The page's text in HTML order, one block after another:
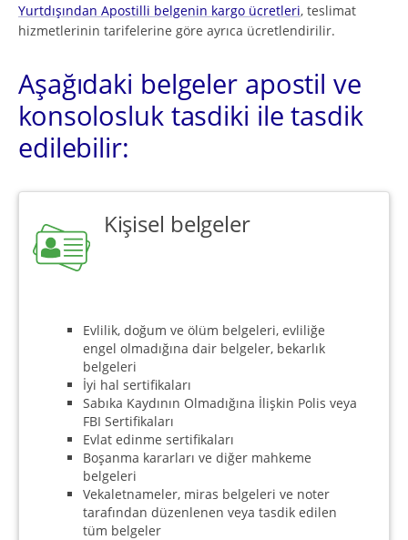
Yurtdışından Apostilli belgenin kargo ücretleri, teslimat
hizmetlerinin tarifelerine göre ayrıca ücretlendirilir.
Aşağıdaki belgeler apostil ve
konsolosluk tasdiki ile tasdik
edilebilir:
Kişisel belgeler
Evlilik, doğum ve ölüm belgeleri, evliliğe
engel olmadığına dair belgeler, bekarlık
belgeleri
İyi hal sertifikaları
Sabıka Kaydının Olmadığına İlişkin Polis veya
FBI Sertifikaları
Evlat edinme sertifikaları
Boşanma kararları ve diğer mahkeme
belgeleri
Vekaletnameler, miras belgeleri ve noter
tarafından düzenlenen veya tasdik edilen
tüm belgeler